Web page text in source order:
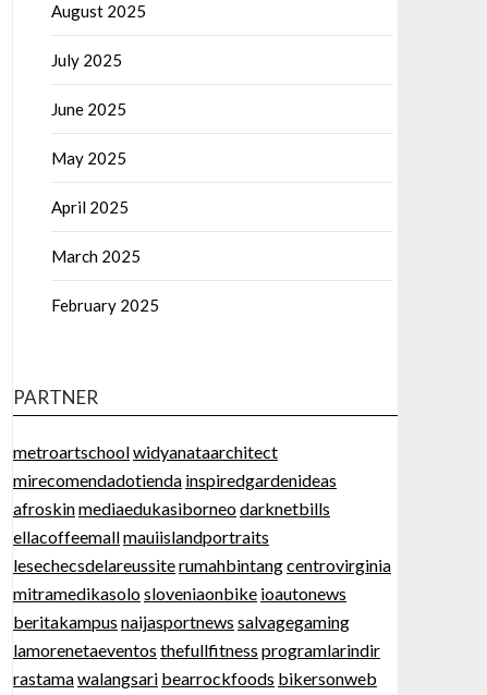
August 2025
July 2025
June 2025
May 2025
April 2025
March 2025
February 2025
PARTNER
metroartschoolwidyanataarchitect
mirecomendadotienda inspiredgardenideas
afroskinmediaedukasiborneodarknetbills
ellacoffeemallmauiislandportraits
lesechecsdelareussiterumahbintangcentrovirginia
mitramedikasolosloveniaonbike ioautonews
beritakampus naijasportnews salvagegaming
lamorenetaeventos thefullfitness programlarindir
rastamawalangsari bearrockfoods bikersonweb